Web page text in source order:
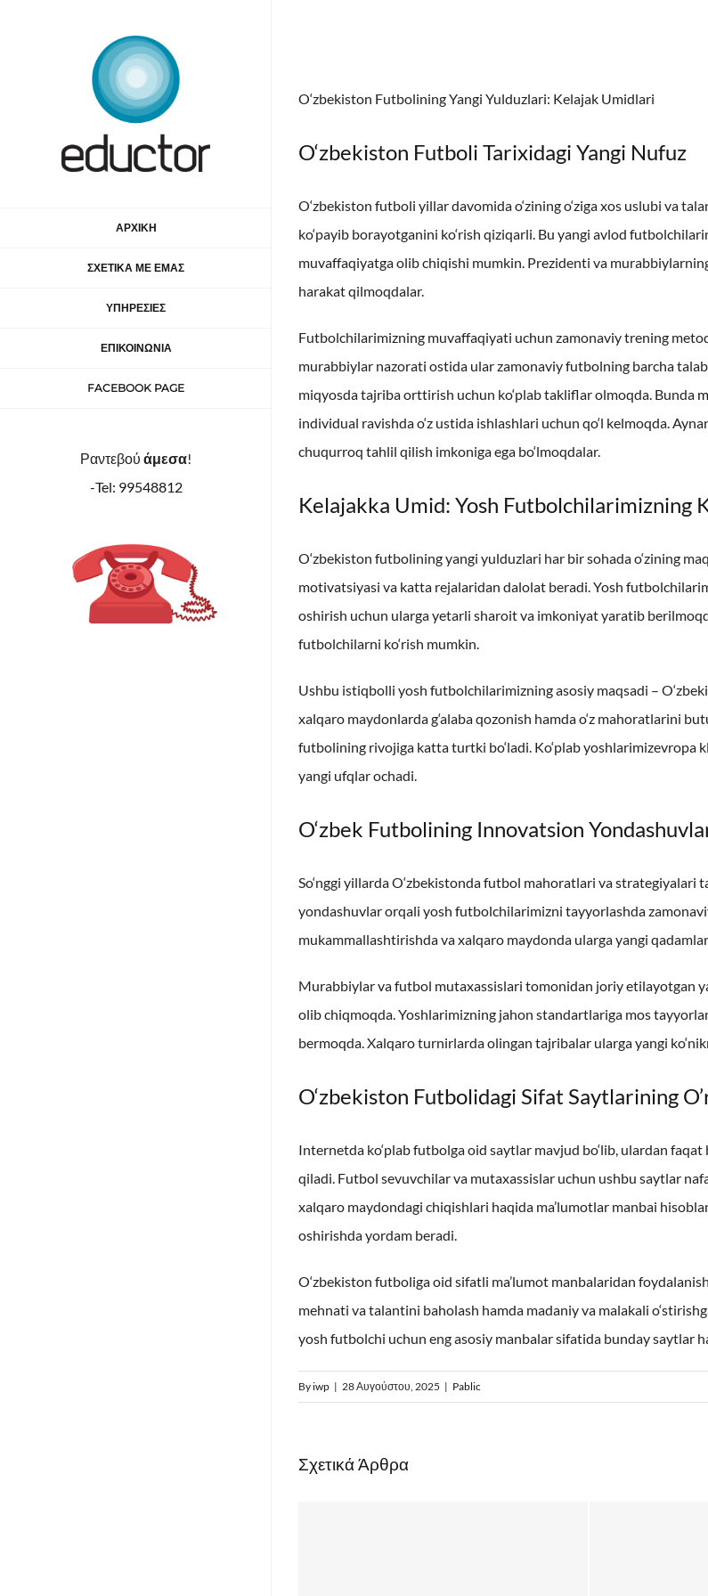
ΑΡΧΙΚΗ
ΣΧΕΤΙΚΑ ΜΕ ΕΜΑΣ
ΥΠΗΡΕΣΙΕΣ
ΕΠΙΚΟΙΝΩΝΙΑ
FACEBOOK PAGE
Ραντεβού άμεσα!
-Tel: 99548812
O‘zbekiston Futbolining Yangi Yulduzlari: Kelajak Umidlari
O‘zbekiston Futboli Tarixidagi Yangi Nufuz
O‘zbekiston futboli yillar davomida o‘zining o‘ziga xos uslubi va
ko‘payib borayotganini ko‘rish qiziqarli. Bu yangi avlod
muvaffaqiyatga olib chiqishi mumkin. Prezidenti va
harakat qilmoqdalar.
Futbolchilarimizning muvaffaqiyati uchun zamonaviy trening
murabbiylar nazorati ostida ular zamonaviy futbolning barcha
miqyosda tajriba orttirish uchun ko‘plab takliflar olmoqda. Bunda
individual ravishda o‘z ustida ishlashlari uchun qo‘l kelmoqda.
chuqurroq tahlil qilish imkoniga ega bo‘lmoqdalar.
Kelajakka Umid: Yosh Futbolchilarimizning
O‘zbekiston futbolining yangi yulduzlari har bir sohada o‘zining
motivatsiyasi va katta rejalaridan dalolat beradi. Yosh
oshirish uchun ularga yetarli sharoit va imkoniyat yaratib
futbolchilarni ko‘rish mumkin.
Ushbu istiqbolli yosh futbolchilarimizning asosiy maqsadi –
xalqaro maydonlarda g‘alaba qozonish hamda o‘z mahoratlarini
futbolining rivojiga katta turtki bo‘ladi. Ko‘plab yoshlarimizevropa
yangi ufqlar ochadi.
O‘zbek Futbolining Innovatsion
So‘nggi yillarda O‘zbekistonda futbol mahoratlari va
yondashuvlar orqali yosh futbolchilarimizni tayyorlashda
mukammallashtirishda va xalqaro maydonda ularga yangi
Murabbiylar va futbol mutaxassislari tomonidan joriy etilayotgan
olib chiqmoqda. Yoshlarimizning jahon standartlariga mos
bermoqda. Xalqaro turnirlarda olingan tajribalar ularga yangi
O‘zbekiston Futbolidagi Sifat Saytlarining
Internetda ko‘plab futbolga oid saytlar mavjud bo‘lib, ulardan
qiladi. Futbol sevuvchilar va mutaxassislar uchun ushbu saytlar
xalqaro maydondagi chiqishlari haqida ma’lumotlar manbai
oshirishda yordam beradi.
O‘zbekiston futboliga oid sifatli ma’lumot manbalaridan
mehnati va talantini baholash hamda madaniy va malakali
yosh futbolchi uchun eng asosiy manbalar sifatida bunday saytlar
Byiwp | 28 Αυγούστου, 2025 | Pablic
Σχετικά Άρθρα